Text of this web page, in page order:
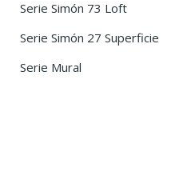
Serie Simón 73 Loft
Serie Simón 27 Superficie
Serie Mural